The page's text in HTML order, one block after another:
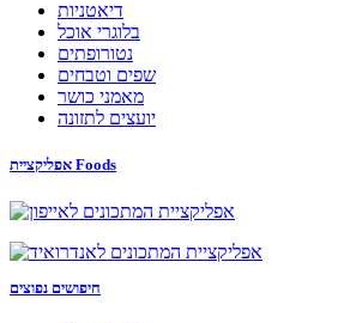
דיאטניות
בלוגרי אוכל
נטורופתים
שפים וטבחים
מאמני כושר
יועצים לתזונה
אפליקציית Foods
חיפושים נפוצים